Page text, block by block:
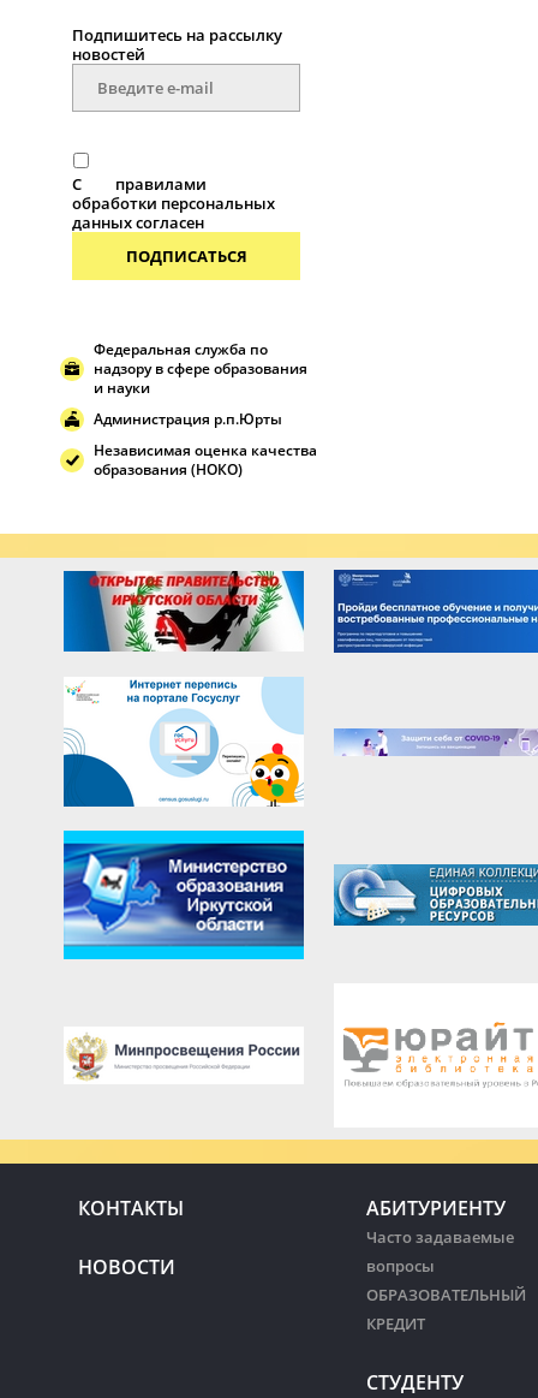
Подпишитесь на рассылку
новостей
С
правилами
обработки персональных
данных согласен
ПОДПИСАТЬСЯ
Федеральная служба по
надзору в сфере образования
и науки
Администрация р.п.Юрты
Независимая оценка качества
образования (НОКО)
КОНТАКТЫ
НОВОСТИ
АБИТУРИЕНТУ
Часто задаваемые
вопросы
ОБРАЗОВАТЕЛЬНЫЙ
КРЕДИТ
СТУДЕНТУ